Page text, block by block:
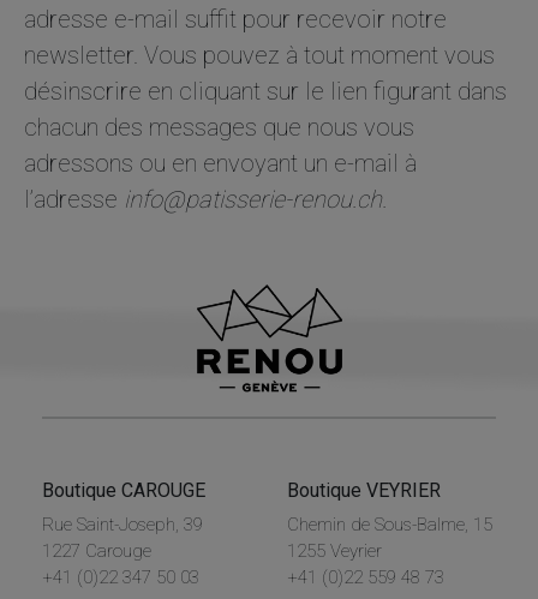
adresse e-mail suffit pour recevoir notre
newsletter. Vous pouvez à tout moment vous
désinscrire en cliquant sur le lien figurant dans
chacun des messages que nous vous
adressons ou en envoyant un e-mail à
l’adresse info@patisserie-renou.ch.
Boutique CAROUGE
Rue Saint-Joseph, 39
1227 Carouge
+41 (0)22 347 50 03
Boutique VEYRIER
Chemin de Sous-Balme, 15
1255 Veyrier
+41 (0)22 559 48 73